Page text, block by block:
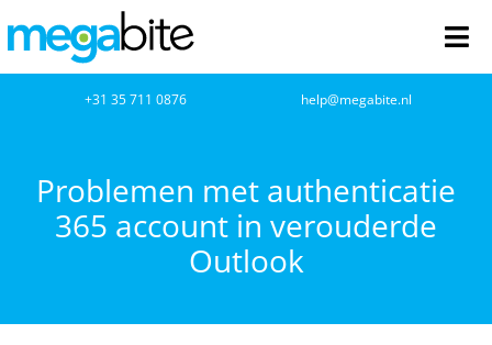
naar
inhoud
Netwerkbeheer
+31 35 711 0876 help@megabite.nl
Problemen met authenticatie
365 account in verouderde
Outlook